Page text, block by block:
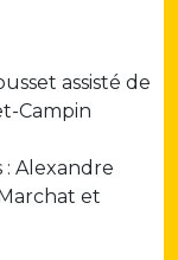
assisté de
Campin
: Alexandre
et